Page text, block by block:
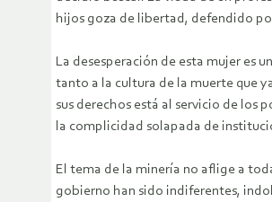
hijos goza de libertad, defendido
La desesperación de esta mujer es
tanto a la cultura de la muerte que
sus derechos está al servicio de los
la complicidad solapada de
El tema de la minería no aflige a
gobierno han sido indiferentes,